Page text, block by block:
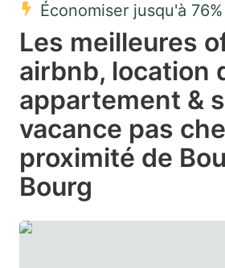
select
date.
Press
question
mark
key
Économiser jusqu'à 76%
Les meilleures
airbnb, location
appartement &
vacance pas
proximité de
Bourg